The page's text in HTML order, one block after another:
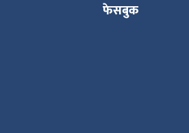
फेसबुक